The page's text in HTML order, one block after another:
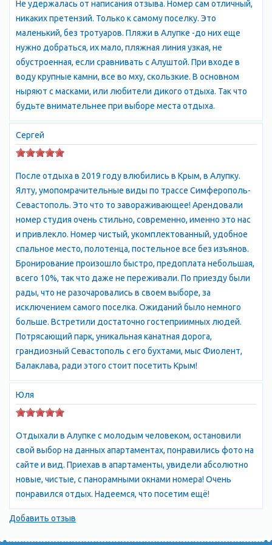
здравницы, чистые галечные пляжи и развитая
инфраструктура обеспечивают комфортный
необременительный отдых. Город обладает особой аурой,
представляя собой спокойный райский уголок среди
курортной суеты Южнобережья. Неторопливая атмосфера
делает Алупку идеальной для семейного отдыха. Многие
едут сюда за новыми впечатлениями. Главная
достопримечательность и гордость Алупки – Воронцовский
дворец с - привлекает около двух миллионов туристов
ежегодно. При желании можно совершить пешую прогулку в
Мисхор или Симеиз, и даже в Ласточкино гнездо.
Туристический бизнес – стержневое направление жизни
Алупки. Здесь есть все условия для разнообразного отдыха –
аквалангом, рыбалка, морские прогулки и много других видов
досуга. Внимание ценителей искусства привлечет вернисаж
картин крымских художников в «Чайном домике»
Воронцовского дворца . Поклонники виноделия смогут по
достоинству оценить вкус изысканных крымских вин в
дегустационном зале «Массандра» . Приезжающих в Алупку
приятно удивляют демократичные цены на жилье и
возможность найти жилье по вкусу и финансовым
возможностям. Самое красочное описание Алупки не
незабываемым отдыхом.
Алупка (Alupka) расположена в 17 км на запад от Ялты. Вдоль
моря город протянулся на 4 км. Добраться из Ялты можно
морем на теплоходе или на автобусе с автовокзала. Алупка -
лечения в Крыму. Алупка - город АР Крым, подчиненный
Не удержалась от написания отзыва. Номер сам отличный,
никаких претензий. Только к самому поселку. Это
маленький, без тротуаров. Пляжи в Алупке -до них еще
нужно добраться, их мало, пляжная линия узкая, не
обустроенная, если сравнивать с Алуштой. При входе в
воду крупные камни, все во мху, скользкие. В основном
ныряют с масками, или любители дикого отдыха. Так что
будьте внимательнее при выборе места отдыха.
Сергей
После отдыха в 2019 году влюбились в Крым, в Алупку.
Ялту, умопомрачительные виды по трассе Симферополь-
Севастополь. Это что то завораживающее! Арендовали
номер студия очень стильно, современно, именно это нас
и привлекло. Номер чистый, укомплектованный, удобное
спальное место, полотенца, постельное все без изъянов.
Бронирование произошло быстро, предоплата небольшая,
всего 10%, так что даже не переживали. По приезду были
рады, что не разочаровались в своем выборе, за
исключением самого поселка. Ожиданий было немного
больше. Встретили достаточно гостеприимных людей.
Потрясающий парк, уникальная канатная дорога,
грандиозный Севастополь с его бухтами, мыс Фиолент,
Балаклава, ради этого стоит посетить Крым!
Юля
Отдыхали в Алупке с молодым человеком, остановили
свой выбор на данных апартаментах, понравились фото на
сайте и вид. Приехав в апартаменты, увидели абсолютно
новые, чистые, с панорамными окнами номера! Очень
понравился отдых. Надеемся, что посетим ещё!
Добавить отзыв